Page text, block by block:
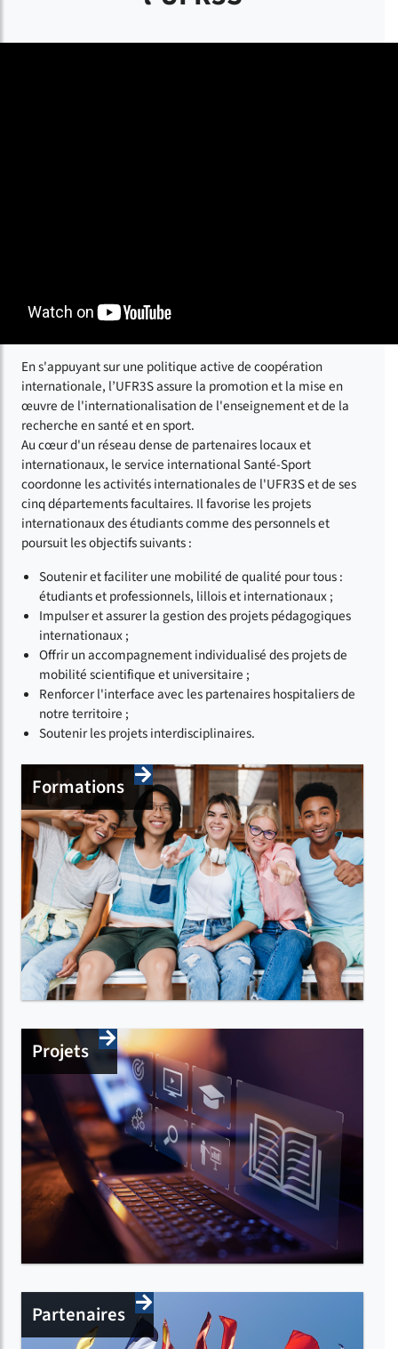
En s'appuyant sur une politique active de coopération
internationale, l’UFR3S assure la promotion et la mise en
œuvre de l'internationalisation de l'enseignement et de la
recherche en santé et en sport.
Au cœur d'un réseau dense de partenaires locaux et
internationaux, le service international Santé-Sport
coordonne les activités internationales de l'UFR3S et de ses
cinq départements facultaires. Il favorise les projets
internationaux des étudiants comme des personnels et
poursuit les objectifs suivants :
Soutenir et faciliter une mobilité de qualité pour tous :
étudiants et professionnels, lillois et internationaux ;
Impulser et assurer la gestion des projets pédagogiques
internationaux ;
Offrir un accompagnement individualisé des projets de
mobilité scientifique et universitaire ;
Renforcer l'interface avec les partenaires hospitaliers de
notre territoire ;
Soutenir les projets interdisciplinaires.
Formations
Projets
Partenaires